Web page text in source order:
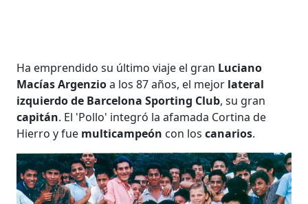
Ha emprendido su último viaje el gran Luciano
Macías Argenzioa los 87 años, el mejor lateral
izquierdo de Barcelona Sporting Club, su gran
capitán. El 'Pollo' integró la afamada Cortina de
Hierro y fue multicampeón con loscanarios.